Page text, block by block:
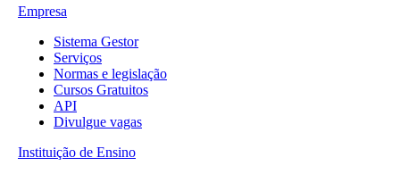
Empresa
Sistema Gestor
Serviços
Normas e legislação
Cursos Gratuitos
API
Divulgue vagas
Instituição de Ensino